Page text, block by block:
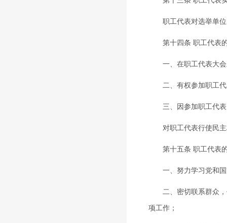
职工代表对选举单位
第十四条 职工代表
一、在职工代表大会
二、有权参加职工代
三、因参加职工代表
对职工代表行使民主
第十五条 职工代表
一、努力学习党和国
二、密切联系群众，
项工作；